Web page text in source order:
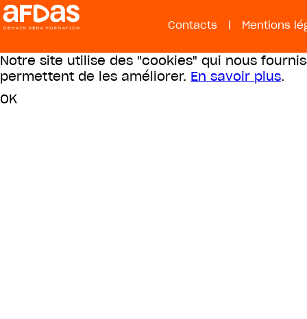
Contacts | Mentions
Notre site utilise des "cookies" qui nous
permettent de les améliorer. En savoir plus.
OK